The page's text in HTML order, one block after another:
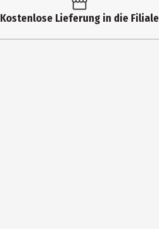
Kostenlose Lieferung in die Filiale